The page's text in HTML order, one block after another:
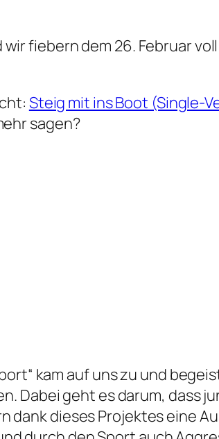
fiebern dem 26. Februar
Steig mit ins Boot (Single-
sagen?
kam auf uns zu und
Dabei geht es darum, dass
dieses Projektes eine